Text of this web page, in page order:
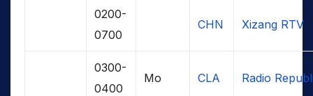
0200-
0700
CHN Xizang RTV
0300-
0400
Mo CLA Radio